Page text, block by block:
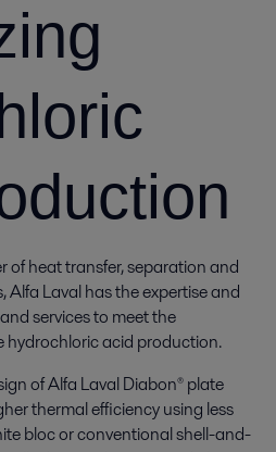
of heat transfer, separation and
Laval has the expertise and
services to meet the
hydrochloric acid production.
of Alfa Laval Diabon® plate
thermal efficiency using less
bloc or conventional shell-and-